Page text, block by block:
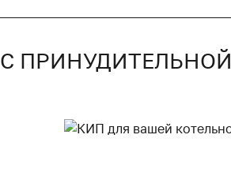
С ПРИНУДИТЕЛЬНОЙ